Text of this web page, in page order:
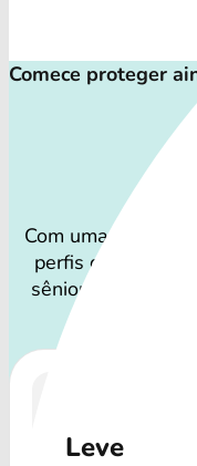
Comece proteger
Com uma
perfis de animais:
sênior que
Leve